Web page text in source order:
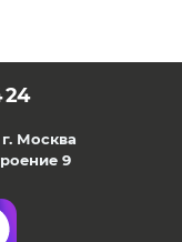
24
Москва
9